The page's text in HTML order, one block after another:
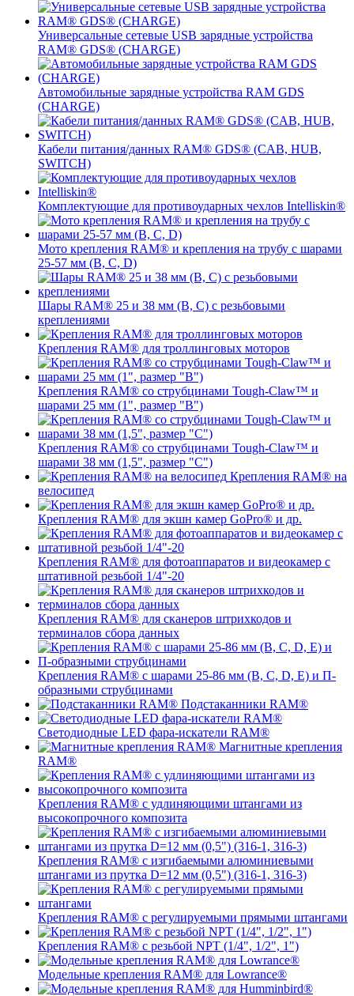
Универсальные сетевые USB зарядные устройства
RAM® GDS® (CHARGE)
Автомобильные зарядные устройства RAM GDS
(CHARGE)
Кабели питания/данных RAM® GDS® (CAB, HUB,
SWITCH)
Комплектующие для противоударных чехлов Intelliskin®
Мото крепления RAM® и крепления на трубу с шарами
25-57 мм (B, C, D)
Шары RAM® 25 и 38 мм (B, C) с резьбовыми
креплениями
Крепления RAM® для троллинговых моторов
Крепления RAM® со струбцинами Tough-Claw™ и
шарами 25 мм (1", размер "B")
Крепления RAM® со струбцинами Tough-Claw™ и
шарами 38 мм (1,5", размер "C")
Крепления RAM® на
велосипед
Крепления RAM® для экшн камер GoPro® и др.
Крепления RAM® для фотоаппаратов и видеокамер с
штативной резьбой 1/4"-20
Крепления RAM® для сканеров штрихкодов и
терминалов сбора данных
Крепления RAM® с шарами 25-86 мм (B, C, D, E) и П-
образными струбцинами
Подстаканники RAM®
Светодиодные LED фара-искатели RAM®
Магнитные крепления
RAM®
Крепления RAM® с удлиняющими штангами из
высокопрочного композита
Крепления RAM® с изгибаемыми алюминиевыми
штангами из прутка D=12 мм (0,5") (316-1, 316-3)
Крепления RAM® c регулируемыми прямыми штангами
Крепления RAM® с резьбой NPT (1/4", 1/2", 1")
Модельные крепления RAM® для Lowrance®